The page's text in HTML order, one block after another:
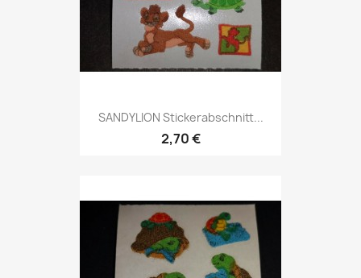
SANDYLION Stickerabschnitt...
2,70 €